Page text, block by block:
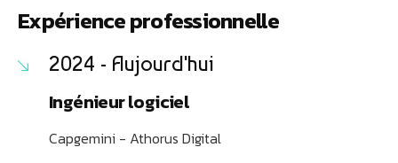
Expérience professionnelle
2024 - Aujourd'hui
Ingénieur logiciel
Capgemini - Athorus Digital